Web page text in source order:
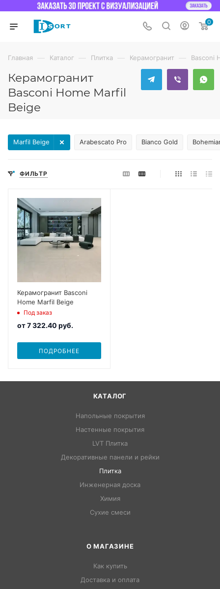
0
Главная — Каталог — Плитка — Керамогранит — Basconi
Керамогранит
Basconi Home Marfil
Beige
Arabescato Pro Bianco Gold
Marfil Beige
ФИЛЬТР
Керамогранит Basconi
Home Marfil Beige
Под заказ
от7 322.40 руб.
ПОДРОБНЕЕ
КАТАЛОГ
Напольные покрытия
Настенные покрытия
LVT Плитка
Декоративные панели и рейки
Плитка
Инженерная доска
Химия
Сухие смеси
О МАГАЗИНЕ
Как купить
Доставка и оплата